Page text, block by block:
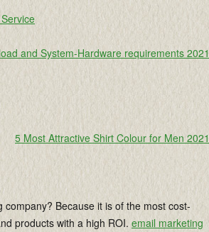
and System-Hardware requirements 2021
5 Most Attractive Shirt Colour for Men 2021
Because it is of the most cost-
products with a high ROI. email marketing